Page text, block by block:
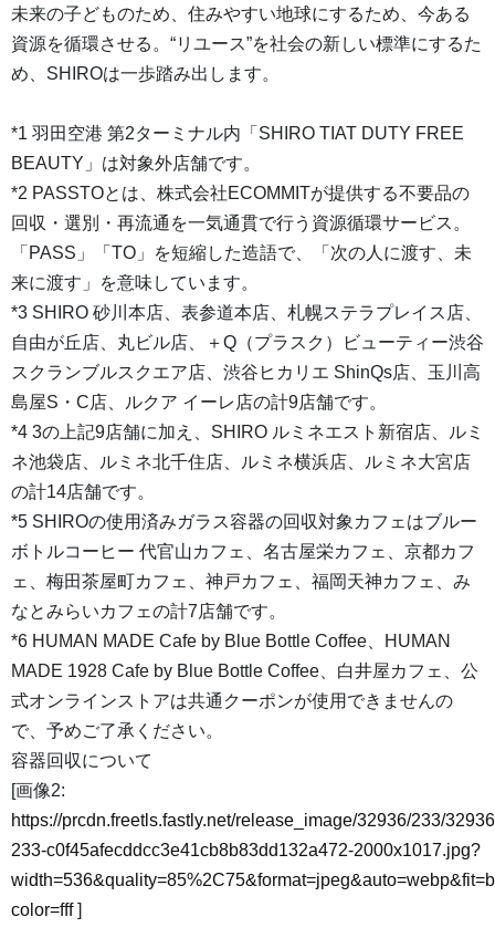
未来の子どものため、住みやすい地球にするため、今ある
資源を循環させる。“リユース”を社会の新しい標準にするた
め、SHIROは一歩踏み出します。
*1 羽田空港 第2ターミナル内「SHIRO TIAT DUTY FREE
BEAUTY」は対象外店舗です。
*2 PASSTOとは、株式会社ECOMMITが提供する不要品の
回収・選別・再流通を一気通貫で行う資源循環サービス。
「PASS」「TO」を短縮した造語で、「次の人に渡す、未
来に渡す」を意味しています。
*3 SHIRO 砂川本店、表参道本店、札幌ステラプレイス店、
自由が丘店、丸ビル店、＋Q（プラスク）ビューティー渋谷
スクランブルスクエア店、渋谷ヒカリエ ShinQs店、玉川高
島屋S・C店、ルクア イーレ店の計9店舗です。
*4 3の上記9店舗に加え、SHIRO ルミネエスト新宿店、ルミ
ネ池袋店、ルミネ北千住店、ルミネ横浜店、ルミネ大宮店
の計14店舗です。
*5 SHIROの使用済みガラス容器の回収対象カフェはブルー
ボトルコーヒー 代官山カフェ、名古屋栄カフェ、京都カフ
ェ、梅田茶屋町カフェ、神戸カフェ、福岡天神カフェ、み
なとみらいカフェの計7店舗です。
*6 HUMAN MADE Cafe by Blue Bottle Coffee、HUMAN
MADE 1928 Cafe by Blue Bottle Coffee、白井屋カフェ、公
式オンラインストアは共通クーポンが使用できませんの
で、予めご了承ください。
容器回収について
[画像2:
https://prcdn.freetls.fastly.net/release_image/32936/233/
233-c0f45afecddcc3e41cb8b83dd132a472-2000x1017.jpg?
color=fff]